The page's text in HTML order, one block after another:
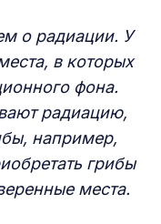
о радиации. У
в которых
фона.
радиацию,
например,
грибы
места.